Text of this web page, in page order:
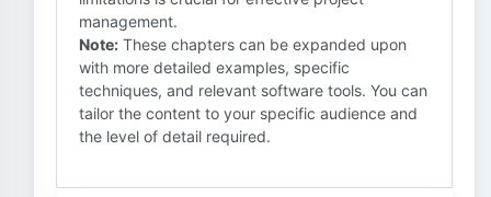
management.
Note: These chapters can be expanded upon
with more detailed examples, specific
techniques, and relevant software tools. You can
tailor the content to your specific audience and
the level of detail required.